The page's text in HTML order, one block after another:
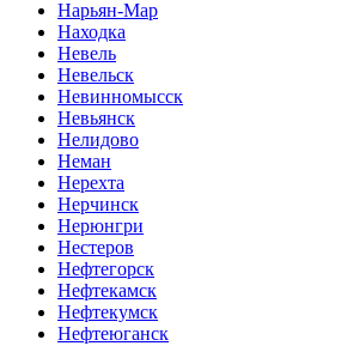
Нарьян-Мар
Находка
Невель
Невельск
Невинномысск
Невьянск
Нелидово
Неман
Нерехта
Нерчинск
Нерюнгри
Нестеров
Нефтегорск
Нефтекамск
Нефтекумск
Нефтеюганск